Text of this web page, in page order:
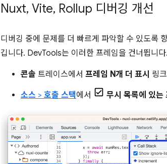
Nuxt, Vite, Rollup 디버깅 개선
디버깅 중에 문제를 더 빠르게 파악할 수 있도록
깁니다. DevTools는 이러한 프레임을 건너뜁니다.
콘솔 트레이스에서 프레임 N개 더 표시 링
소스 > 호출 스택에서 무시 목록에 있는